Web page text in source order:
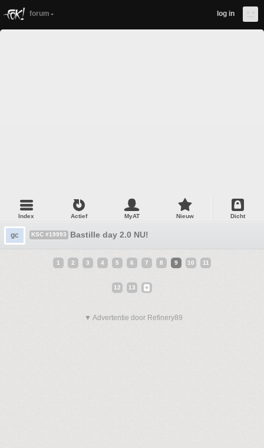
forum log in
Index Actief MyAT Nieuw Dicht
gc KSC #19993 Bastille day 2.0 NU!
1 2 3 4 5 6 7 8 9 10 11
12 13
▼ Advertentie door Refinery89